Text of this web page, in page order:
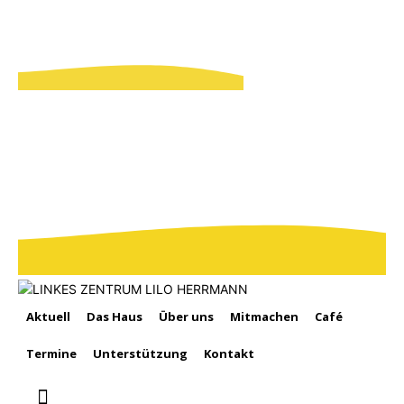
Aktuell Das Haus Über uns Mitmachen Café
Termine Unterstützung Kontakt